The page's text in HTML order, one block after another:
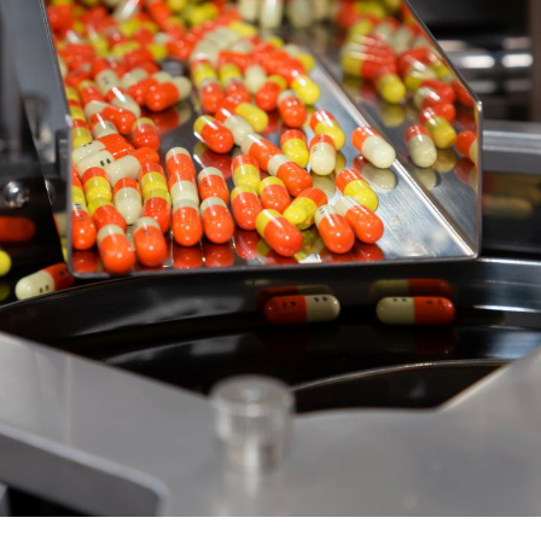
Comment gérer le
sommeil des enfants en
vacances ?
Bilan prévention : ce que
les kinés pourront
bientôt faire
TDAH : quel est ce
traitement autorisé aux
États-Unis ?
enfin
HAS
prévenir